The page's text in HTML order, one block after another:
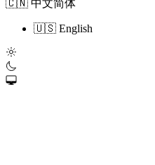
🇨🇳 中文简体
🇺🇸 English